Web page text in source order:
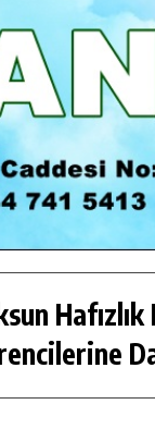
Hafızlık
KURSU